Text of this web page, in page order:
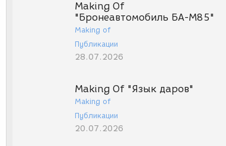
Making Of
"Бронеавтомобиль БА-М85"
Making of
Публикации
28.07.2026
Making Of "Язык даров"
Making of
Публикации
20.07.2026